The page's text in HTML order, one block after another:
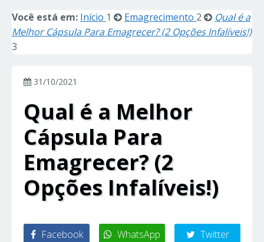
Você está em: Início 1 Emagrecimento 2
Qual é a
Melhor Cápsula Para Emagrecer? (2 Opções Infalíveis!)
3
31/10/2021
Qual é a Melhor
Cápsula Para
Emagrecer? (2
Opções Infalíveis!)
Facebook WhatsApp Twitter